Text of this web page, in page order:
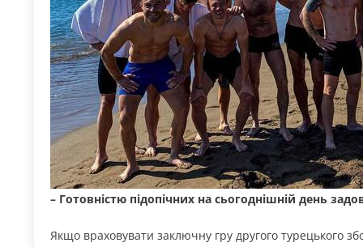
– Готовністю підопічних на сьогоднішній день
Якщо враховувати заключну гру другого турецького